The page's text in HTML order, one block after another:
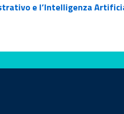
e l’Intelligenza